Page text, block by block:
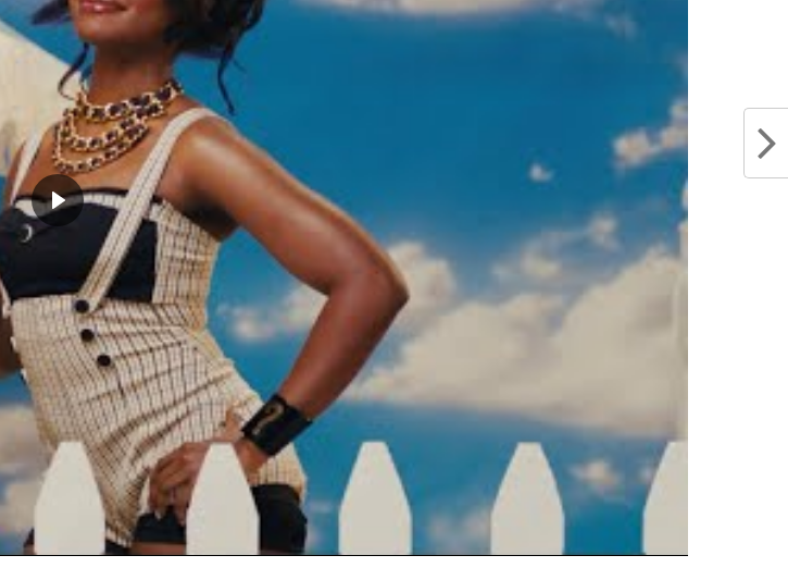
Nicolas Batum allume les médias
« Je ne sais pas d’où ça sort »
novembre 6, 2023
Dans "Actualités"